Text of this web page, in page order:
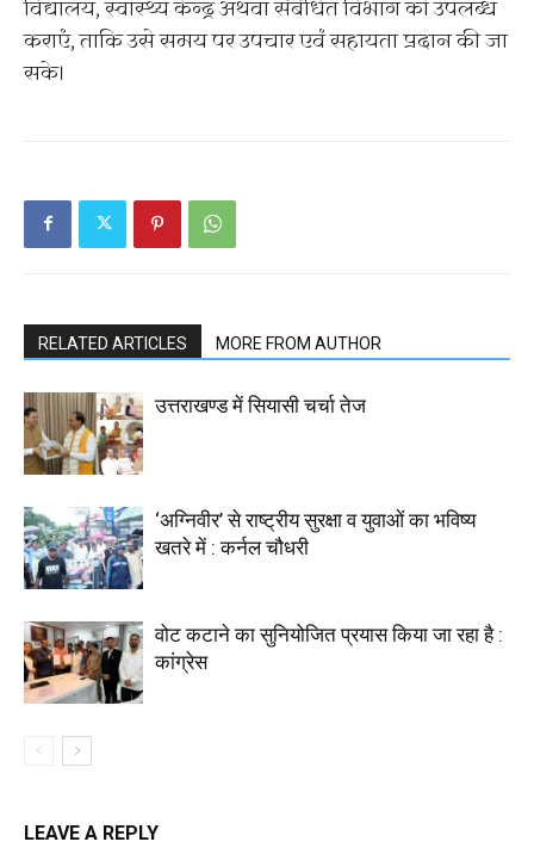
विद्यालय, स्वास्थ्य केन्द्र अथवा संबंधित विभाग को उपलब्ध
कराएं, ताकि उसे समय पर उपचार एवं सहायता प्रदान की जा
सके।
RELATED ARTICLES MORE FROM AUTHOR
उत्तराखण्ड में सियासी चर्चा तेज
‘अग्निवीर’ से राष्ट्रीय सुरक्षा व युवाओं का भविष्य
खतरे में : कर्नल चौधरी
वोट कटाने का सुनियोजित प्रयास किया जा रहा है :
कांग्रेस
LEAVE A REPLY